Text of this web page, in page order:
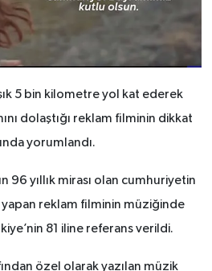
5 bin kilometre yol kat ederek
dolaştığı reklam filminin dikkat
yorumlandı.
96 yıllık mirası olan cumhuriyetin
reklam filminin müziğinde
81 iline referans verildi.
özel olarak yazılan müzik